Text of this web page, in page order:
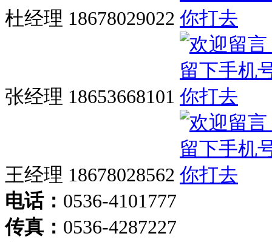
杜经理 18678029022
张经理 18653668101
王经理 18678028562
电话： 0536-4101777
传真： 0536-4287227